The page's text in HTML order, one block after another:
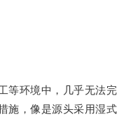
等环境中，几乎无法完
施，像是源头采用湿式